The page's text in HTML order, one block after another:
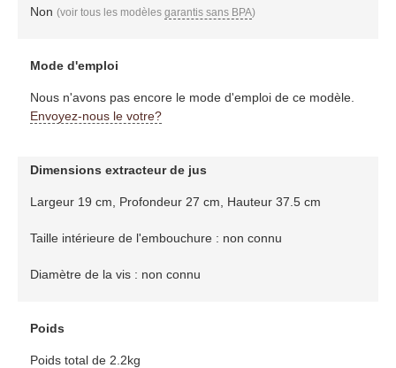
Non (voir tous les modèles garantis sans BPA)
Mode d'emploi
Nous n'avons pas encore le mode d'emploi de ce modèle.
Envoyez-nous le votre?
Dimensions extracteur de jus
Largeur 19 cm, Profondeur 27 cm, Hauteur 37.5 cm
Taille intérieure de l'embouchure : non connu
Diamètre de la vis : non connu
Poids
Poids total de 2.2kg